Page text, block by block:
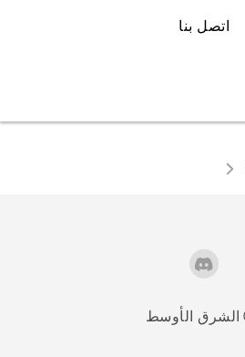
اتصل بنا
الشرق الأوسط